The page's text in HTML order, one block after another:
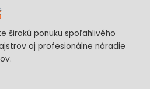
širokú ponuku spoľahlivého
aj profesionálne náradie